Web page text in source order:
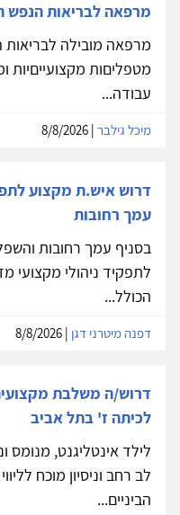
מרפאה לבריאות הנפש
מרפאה מובילה
מטפליםות מקצועייםיות
עבודה...
מיכל גילבר
דרוש איש.ת מקצוע
עמך רחובות
בסניף עמך רחובות
לתפקיד ניהולי מקצועי
הכולל...
דפנה מיטרני דגן
דרוש/ה משלבת
לכיתה ז' בתל אביב
לילד אינטליגנט,
לב רחב וניסיון מוכח
הביניים...